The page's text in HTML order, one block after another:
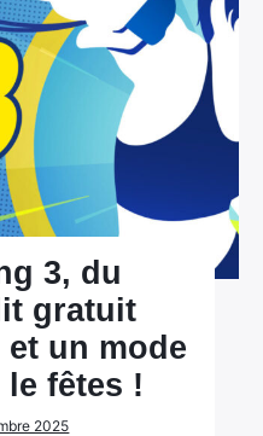
3, du
gratuit
et un mode
fêtes !
2025